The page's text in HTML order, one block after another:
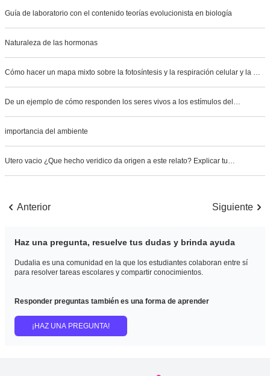
Guía de laboratorio con el contenido teorías evolucionista en biología
Naturaleza de las hormonas
Cómo hacer un mapa mixto sobre la fotosíntesis y la respiración celular y la …
De un ejemplo de cómo responden los seres vivos a los estímulos del…
importancia del ambiente
Utero vacio ¿Que hecho veridico da origen a este relato? Explicar tu…
Anterior Siguiente
Haz una pregunta, resuelve tus dudas y brinda ayuda
Dudalia es una comunidad en la que los estudiantes colaboran entre sí
para resolver tareas escolares y compartir conocimientos.
Responder preguntas también es una forma de aprender
¡HAZ UNA PREGUNTA!